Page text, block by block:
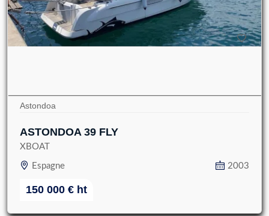
Astondoa
ASTONDOA 39 FLY
XBOAT
Espagne 2003
150 000 € ht